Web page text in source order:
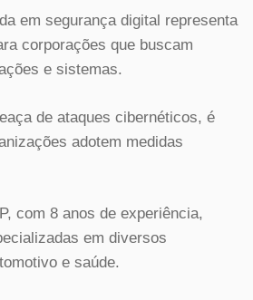
em segurança digital representa
corporações que buscam
e sistemas.
de ataques cibernéticos, é
adotem medidas
com 8 anos de experiência,
em diversos
e saúde.